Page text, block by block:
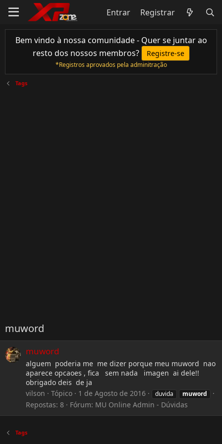
Entrar Registrar
Bem vindo à nossa comunidade - Quer se juntar ao
resto dos nossos membros?
Registre-se
*Registros aprovados pela adminitração
Tags
muword
muword
alguem poderia me me dizer porque meu muword nao
aparece opcaoes , fica sem nada imagen ai dele!!
obrigado deis de ja
vilson
Tópico 1 de Agosto de 2016 duvida muword
Repostas: 8 Fórum: MU Online Admin - Dúvidas
Tags